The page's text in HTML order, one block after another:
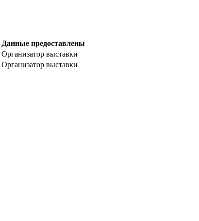
Данные предоставлены
Организатор выставки
Организатор выставки